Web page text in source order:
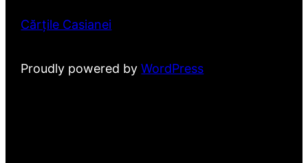
Cărțile Casianei
Proudly powered byWordPress